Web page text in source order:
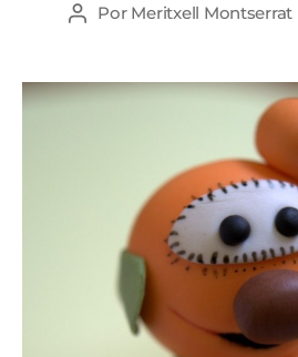
Por Meritxell Montserrat